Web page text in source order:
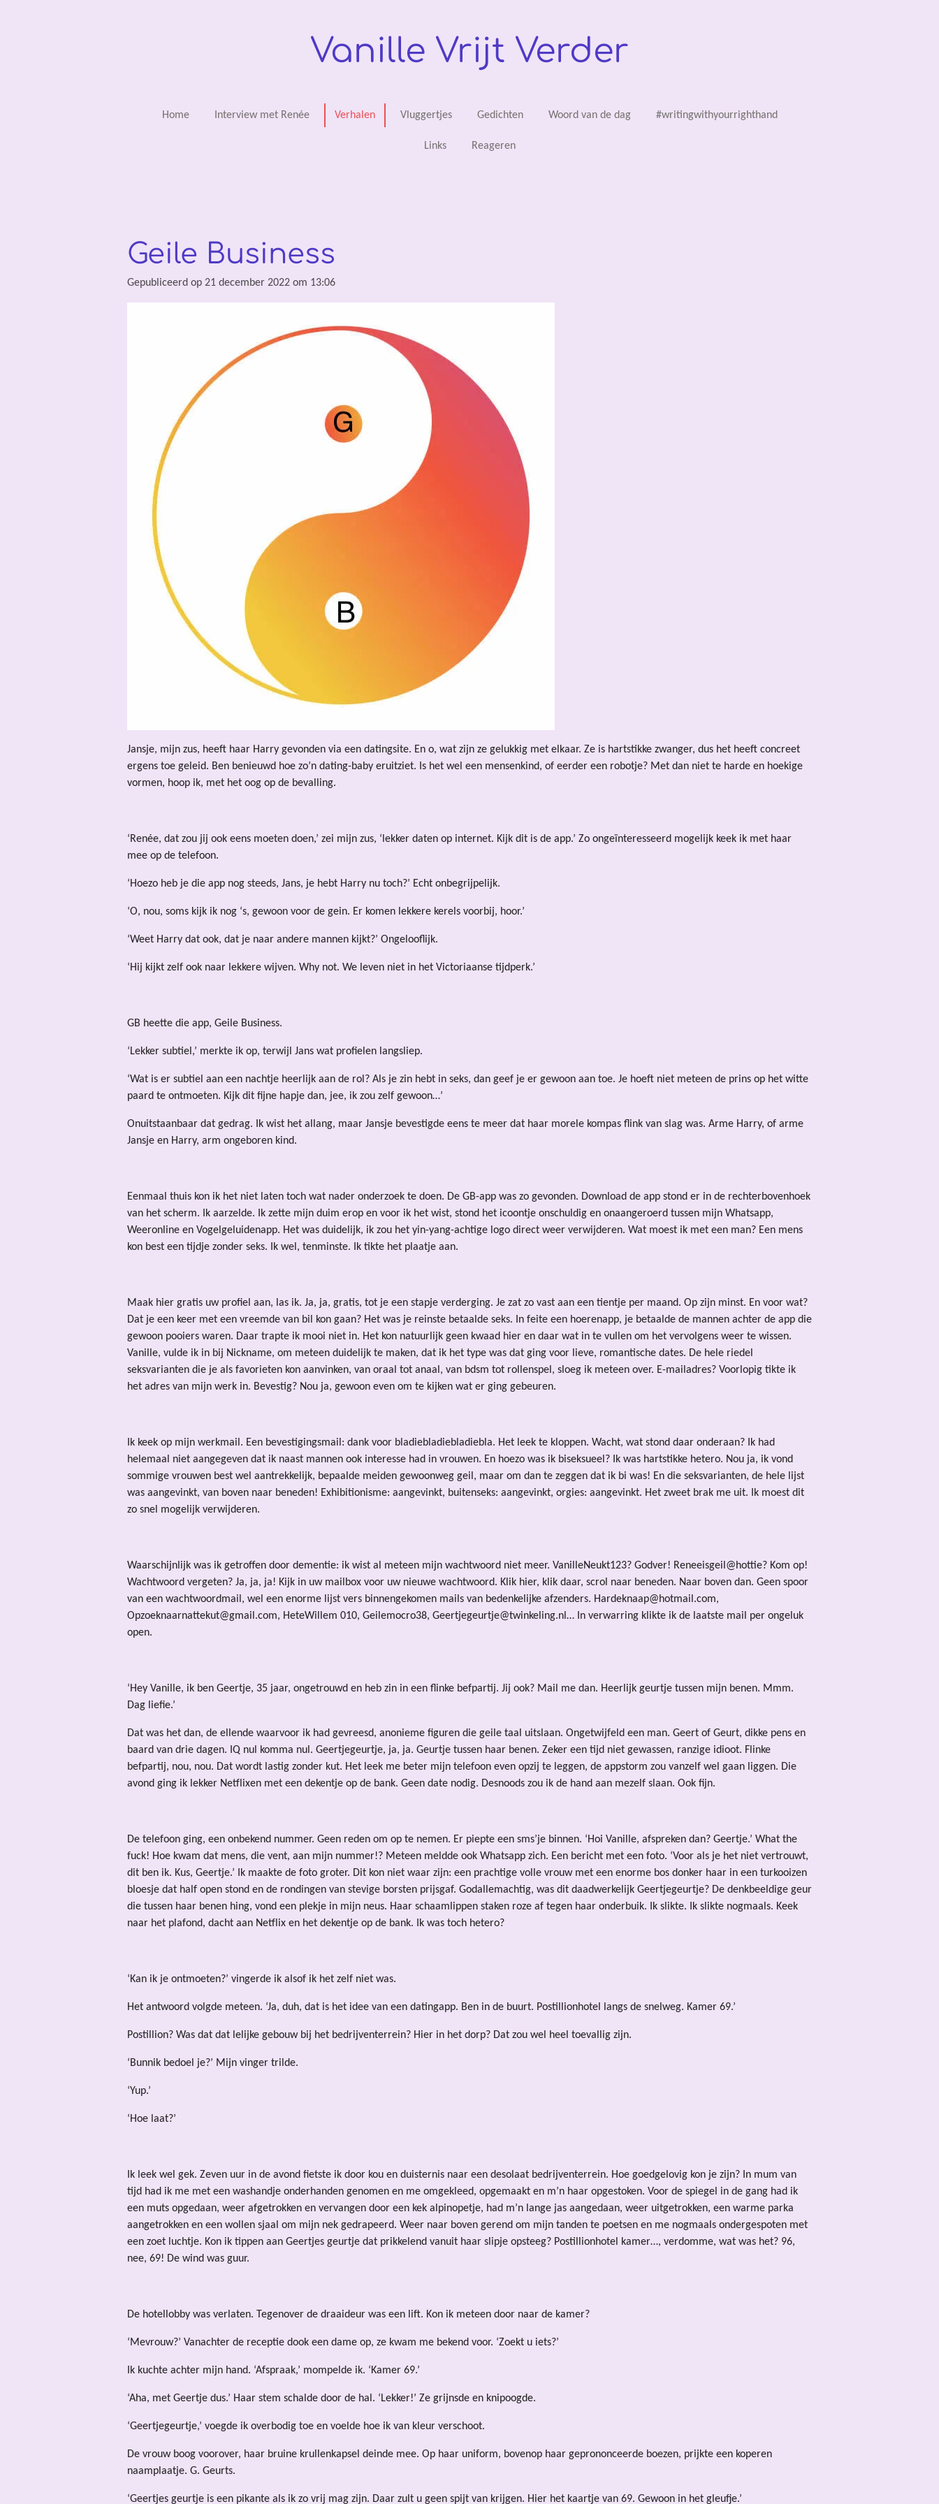
Vanille Vrijt Verder
Home Interview met Renée Verhalen Vluggertjes Gedichten Woord van de dag #writingwithyourrighthand
Links Reageren
Geile Business
Gepubliceerd op 21 december 2022 om 13:06
Jansje, mijn zus, heeft haar Harry gevonden via een datingsite. En o, wat zijn ze gelukkig met elkaar. Ze is hartstikke zwanger, dus het heeft concreet
ergens toe geleid. Ben benieuwd hoe zo’n dating-baby eruitziet. Is het wel een mensenkind, of eerder een robotje? Met dan niet te harde en hoekige
vormen, hoop ik, met het oog op de bevalling.
‘Renée, dat zou jij ook eens moeten doen,’ zei mijn zus, ‘lekker daten op internet. Kijk dit is de app.’ Zo ongeïnteresseerd mogelijk keek ik met haar
mee op de telefoon.
‘Hoezo heb je die app nog steeds, Jans, je hebt Harry nu toch?’ Echt onbegrijpelijk.
‘O, nou, soms kijk ik nog ‘s, gewoon voor de gein. Er komen lekkere kerels voorbij, hoor.’
‘Weet Harry dat ook, dat je naar andere mannen kijkt?’ Ongelooflijk.
‘Hij kijkt zelf ook naar lekkere wijven. Why not. We leven niet in het Victoriaanse tijdperk.’
GB heette die app, Geile Business.
‘Lekker subtiel,’ merkte ik op, terwijl Jans wat profielen langsliep.
‘Wat is er subtiel aan een nachtje heerlijk aan de rol? Als je zin hebt in seks, dan geef je er gewoon aan toe. Je hoeft niet meteen de prins op het witte
paard te ontmoeten. Kijk dit fijne hapje dan, jee, ik zou zelf gewoon…’
Onuitstaanbaar dat gedrag. Ik wist het allang, maar Jansje bevestigde eens te meer dat haar morele kompas flink van slag was. Arme Harry, of arme
Jansje en Harry, arm ongeboren kind.
Eenmaal thuis kon ik het niet laten toch wat nader onderzoek te doen. De GB-app was zo gevonden. Download de app stond er in de rechterbovenhoek
van het scherm. Ik aarzelde. Ik zette mijn duim erop en voor ik het wist, stond het icoontje onschuldig en onaangeroerd tussen mijn Whatsapp,
Weeronline en Vogelgeluidenapp. Het was duidelijk, ik zou het yin-yang-achtige logo direct weer verwijderen. Wat moest ik met een man? Een mens
kon best een tijdje zonder seks. Ik wel, tenminste. Ik tikte het plaatje aan.
Maak hier gratis uw profiel aan, las ik. Ja, ja, gratis, tot je een stapje verderging. Je zat zo vast aan een tientje per maand. Op zijn minst. En voor wat?
Dat je een keer met een vreemde van bil kon gaan? Het was je reinste betaalde seks. In feite een hoerenapp, je betaalde de mannen achter de app die
gewoon pooiers waren. Daar trapte ik mooi niet in. Het kon natuurlijk geen kwaad hier en daar wat in te vullen om het vervolgens weer te wissen.
Vanille, vulde ik in bij Nickname, om meteen duidelijk te maken, dat ik het type was dat ging voor lieve, romantische dates. De hele riedel
seksvarianten die je als favorieten kon aanvinken, van oraal tot anaal, van bdsm tot rollenspel, sloeg ik meteen over. E-mailadres? Voorlopig tikte ik
het adres van mijn werk in. Bevestig? Nou ja, gewoon even om te kijken wat er ging gebeuren.
Ik keek op mijn werkmail. Een bevestigingsmail: dank voor bladiebladiebladiebla. Het leek te kloppen. Wacht, wat stond daar onderaan? Ik had
helemaal niet aangegeven dat ik naast mannen ook interesse had in vrouwen. En hoezo was ik biseksueel? Ik was hartstikke hetero. Nou ja, ik vond
sommige vrouwen best wel aantrekkelijk, bepaalde meiden gewoonweg geil, maar om dan te zeggen dat ik bi was! En die seksvarianten, de hele lijst
was aangevinkt, van boven naar beneden! Exhibitionisme: aangevinkt, buitenseks: aangevinkt, orgies: aangevinkt. Het zweet brak me uit. Ik moest dit
zo snel mogelijk verwijderen.
Waarschijnlijk was ik getroffen door dementie: ik wist al meteen mijn wachtwoord niet meer. VanilleNeukt123? Godver! Reneeisgeil@hottie? Kom op!
Wachtwoord vergeten? Ja, ja, ja! Kijk in uw mailbox voor uw nieuwe wachtwoord. Klik hier, klik daar, scrol naar beneden. Naar boven dan. Geen spoor
van een wachtwoordmail, wel een enorme lijst vers binnengekomen mails van bedenkelijke afzenders. Hardeknaap@hotmail.com,
Opzoeknaarnattekut@gmail.com, HeteWillem 010, Geilemocro38, Geertjegeurtje@twinkeling.nl… In verwarring klikte ik de laatste mail per ongeluk
open.
‘Hey Vanille, ik ben Geertje, 35 jaar, ongetrouwd en heb zin in een flinke befpartij. Jij ook? Mail me dan. Heerlijk geurtje tussen mijn benen. Mmm.
Dag liefie.’
Dat was het dan, de ellende waarvoor ik had gevreesd, anonieme figuren die geile taal uitslaan. Ongetwijfeld een man. Geert of Geurt, dikke pens en
baard van drie dagen. IQ nul komma nul. Geertjegeurtje, ja, ja. Geurtje tussen haar benen. Zeker een tijd niet gewassen, ranzige idioot. Flinke
befpartij, nou, nou. Dat wordt lastig zonder kut. Het leek me beter mijn telefoon even opzij te leggen, de appstorm zou vanzelf wel gaan liggen. Die
avond ging ik lekker Netflixen met een dekentje op de bank. Geen date nodig. Desnoods zou ik de hand aan mezelf slaan. Ook fijn.
De telefoon ging, een onbekend nummer. Geen reden om op te nemen. Er piepte een sms’je binnen. ‘Hoi Vanille, afspreken dan? Geertje.’ What the
fuck! Hoe kwam dat mens, die vent, aan mijn nummer!? Meteen meldde ook Whatsapp zich. Een bericht met een foto. ‘Voor als je het niet vertrouwt,
dit ben ik. Kus, Geertje.’ Ik maakte de foto groter. Dit kon niet waar zijn: een prachtige volle vrouw met een enorme bos donker haar in een turkooizen
bloesje dat half open stond en de rondingen van stevige borsten prijsgaf. Godallemachtig, was dit daadwerkelijk Geertjegeurtje? De denkbeeldige geur
die tussen haar benen hing, vond een plekje in mijn neus. Haar schaamlippen staken roze af tegen haar onderbuik. Ik slikte. Ik slikte nogmaals. Keek
naar het plafond, dacht aan Netflix en het dekentje op de bank. Ik was toch hetero?
‘Kan ik je ontmoeten?’ vingerde ik alsof ik het zelf niet was.
Het antwoord volgde meteen. ‘Ja, duh, dat is het idee van een datingapp. Ben in de buurt. Postillionhotel langs de snelweg. Kamer 69.’
Postillion? Was dat dat lelijke gebouw bij het bedrijventerrein? Hier in het dorp? Dat zou wel heel toevallig zijn.
‘Bunnik bedoel je?’ Mijn vinger trilde.
‘Yup.’
‘Hoe laat?’
Ik leek wel gek. Zeven uur in de avond fietste ik door kou en duisternis naar een desolaat bedrijventerrein. Hoe goedgelovig kon je zijn? In mum van
tijd had ik me met een washandje onderhanden genomen en me omgekleed, opgemaakt en m’n haar opgestoken. Voor de spiegel in de gang had ik
een muts opgedaan, weer afgetrokken en vervangen door een kek alpinopetje, had m’n lange jas aangedaan, weer uitgetrokken, een warme parka
aangetrokken en een wollen sjaal om mijn nek gedrapeerd. Weer naar boven gerend om mijn tanden te poetsen en me nogmaals ondergespoten met
een zoet luchtje. Kon ik tippen aan Geertjes geurtje dat prikkelend vanuit haar slipje opsteeg? Postillionhotel kamer…, verdomme, wat was het? 96,
nee, 69! De wind was guur.
De hotellobby was verlaten. Tegenover de draaideur was een lift. Kon ik meteen door naar de kamer?
‘Mevrouw?’ Vanachter de receptie dook een dame op, ze kwam me bekend voor. ‘Zoekt u iets?’
Ik kuchte achter mijn hand. ‘Afspraak,’ mompelde ik. ‘Kamer 69.’
‘Aha, met Geertje dus.’ Haar stem schalde door de hal. ‘Lekker!’ Ze grijnsde en knipoogde.
‘Geertjegeurtje,’ voegde ik overbodig toe en voelde hoe ik van kleur verschoot.
De vrouw boog voorover, haar bruine krullenkapsel deinde mee. Op haar uniform, bovenop haar geprononceerde boezen, prijkte een koperen
naamplaatje. G. Geurts.
‘Geertjes geurtje is een pikante als ik zo vrij mag zijn. Daar zult u geen spijt van krijgen. Hier het kaartje van 69. Gewoon in het gleufje.’